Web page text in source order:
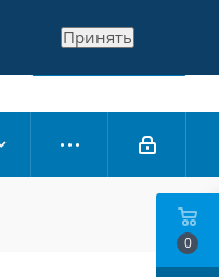
Заказать звонок
0
Принять